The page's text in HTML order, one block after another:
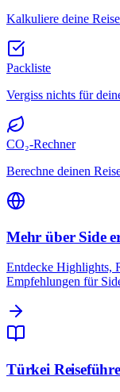
Kalkuliere deine
Packliste
Vergiss nichts für
CO₂-Rechner
Berechne deinen
Mehr über Side
Entdecke Highlights,
Empfehlungen für
Türkei